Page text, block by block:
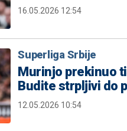
16.05.2026 12:54
Superliga Srbije
Murinjo prekinuo
Budite strpljivi do
12.05.2026 10:54